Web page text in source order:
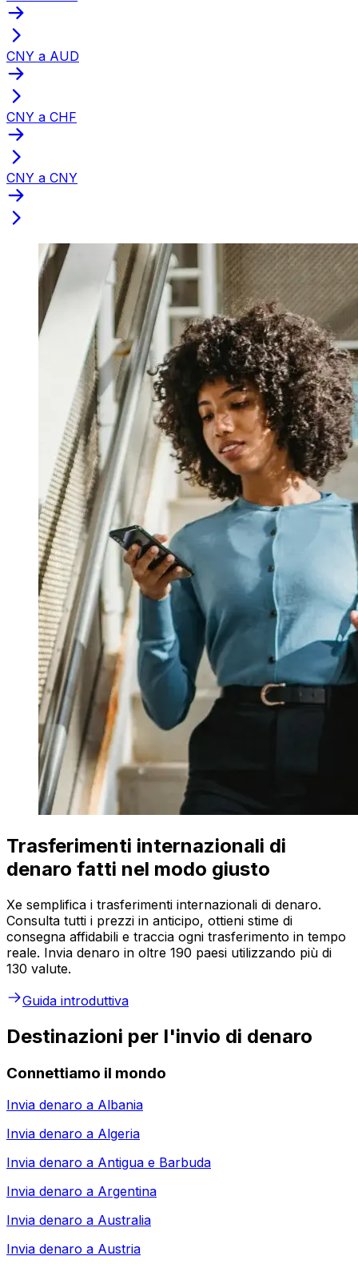
CNY a AUD
CNY a CHF
CNY a CNY
Trasferimenti internazionali di
denaro fatti nel modo giusto
Xe semplifica i trasferimenti internazionali di denaro.
Consulta tutti i prezzi in anticipo, ottieni stime di
consegna affidabili e traccia ogni trasferimento in tempo
reale. Invia denaro in oltre 190 paesi utilizzando più di
130 valute.
Guida introduttiva
Destinazioni per l'invio di denaro
Connettiamo il mondo
Invia denaro a Albania
Invia denaro a Algeria
Invia denaro a Antigua e Barbuda
Invia denaro a Argentina
Invia denaro a Australia
Invia denaro a Austria